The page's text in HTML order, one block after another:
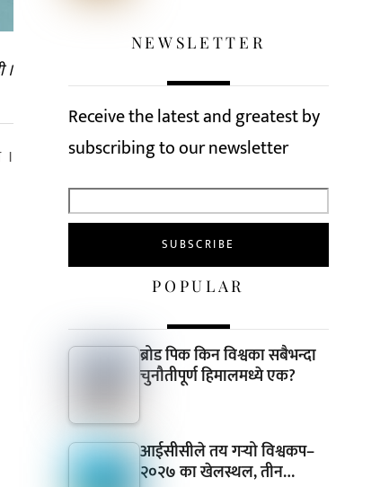
।
NEWSLETTER
Receive the latest and greatest by
subscribing to our newsletter
POPULAR
ब्रोड पिक किन विश्वका सबैभन्दा
चुनौतीपूर्ण हिमालमध्ये एक?
आईसीसीले तय गर्‍यो विश्वकप–
२०२७ का खेलस्थल, तीन…